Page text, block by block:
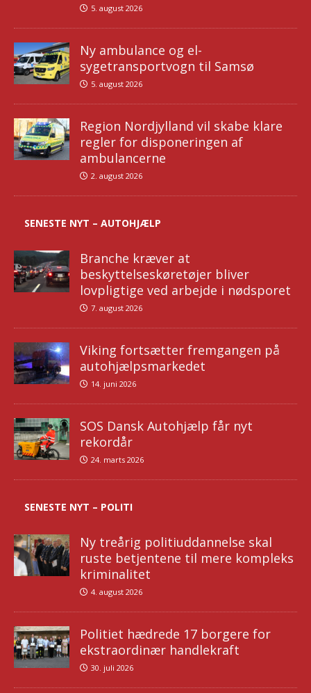
5. august 2026
Ny ambulance og el-
sygetransportvogn til Samsø
5. august 2026
Region Nordjylland vil skabe klare
regler for disponeringen af
ambulancerne
2. august 2026
SENESTE NYT – AUTOHJÆLP
Branche kræver at
beskyttelseskøretøjer bliver
lovpligtige ved arbejde i nødsporet
7. august 2026
Viking fortsætter fremgangen på
autohjælpsmarkedet
14. juni 2026
SOS Dansk Autohjælp får nyt
rekordår
24. marts 2026
SENESTE NYT – POLITI
Ny treårig politiuddannelse skal
ruste betjentene til mere kompleks
kriminalitet
4. august 2026
Politiet hædrede 17 borgere for
ekstraordinær handlekraft
30. juli 2026